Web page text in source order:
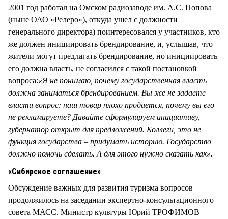
2001 год работал на Омском радиозаводе им. А.С. Попова
(ныне ОАО «Релеро»), откуда ушел с должности
генерального директора) поинтересовался у участников, кто
же должен инициировать брендирование, и, услышав, что
жители могут предлагать брендирование, но инициировать
его должна власть, не согласился с такой постановкой
вопроса:«Я не понимаю, почему государственная власть
должна заниматься брендированием. Вы же не задаете
власти вопрос: наш товар плохо продается, почему вы его
не рекламируете? Давайте сформулируем инициативу,
губернатор открыт для предложений. Коллеги, это не
функция государства – придумать историю. Государство
должно помочь сделать. А для этого нужно сказать как».
«Сибирское соглашение»
Обсуждение важных для развития туризма вопросов
продолжилось на заседании экспертно-консультационного
совета МАСС. Министр культуры Юрий ТРОФИМОВ